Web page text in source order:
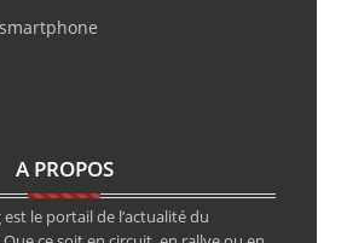
A PROPOS
est le portail de l’actualité du